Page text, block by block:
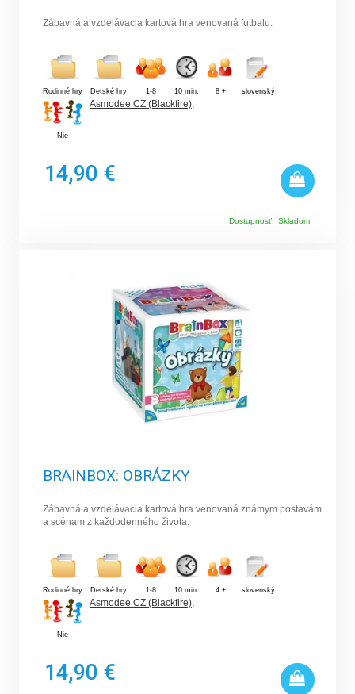
Zábavná a vzdelávacia kartová hra venovaná futbalu.
Rodinné hry Detské hry 1-8 10 min. 8 + slovenský
Nie
Asmodee CZ (Blackfire),
14,90 €
Dostupnosť: Skladom
BRAINBOX: OBRÁZKY
Zábavná a vzdelávacia kartová hra venovaná známym postavám
a scénam z každodenného života.
Rodinné hry Detské hry 1-8 10 min. 4 + slovenský
Nie
Asmodee CZ (Blackfire),
14,90 €